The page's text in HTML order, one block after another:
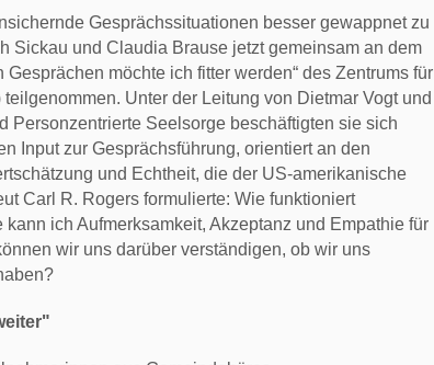
Gesprächssituationen besser gewappnet zu
Sickau und Claudia Brause jetzt gemeinsam an dem
möchte ich fitter werden“ des Zentrums für
Unter der Leitung von Dietmar Vogt und
Personzentrierte Seelsorge beschäftigten sie sich
Input zur Gesprächsführung, orientiert an den
und Echtheit, die der US-amerikanische
Carl R. Rogers formulierte: Wie funktioniert
ich Aufmerksamkeit, Akzeptanz und Empathie für
wir uns darüber verständigen, ob wir uns